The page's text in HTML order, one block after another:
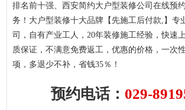
排名前十强、西安简约大户型装修公司在线预
务！大户型装修十大品牌【先施工后付款,】专
司，自有产业工人，20年装修施工经验，快速
质保证，不满意免费返工，优惠的价格，一次
项，多退少不补，省钱35％！
预约电话： 029-